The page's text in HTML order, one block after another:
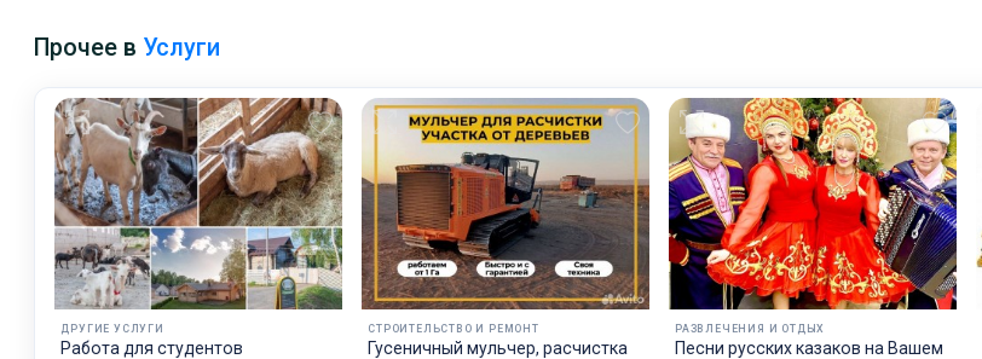
Прочее в Услуги
ДРУГИЕ УСЛУГИ
Работа для студентов
СТРОИТЕЛЬСТВО И РЕМОНТ
Гусеничный мульчер, расчистка
РАЗВЛЕЧЕНИЯ И ОТДЫХ
Песни русских казаков на Вашем